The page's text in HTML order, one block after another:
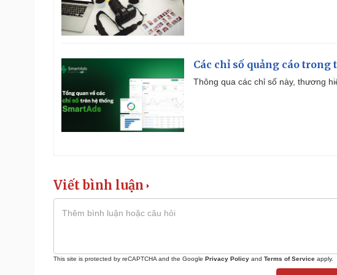
Các chỉ số quảng cáo
Thông qua các chỉ số này, thương
Viết bình luận
This site is protected by reCAPTCHA and the Google Privacy Policy and Terms of Service apply.